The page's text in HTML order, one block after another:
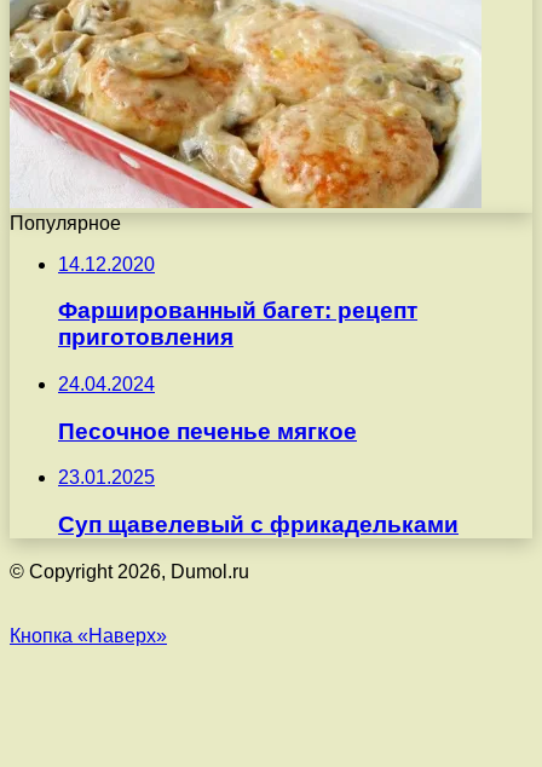
Популярное
14.12.2020
Фаршированный багет: рецепт
приготовления
24.04.2024
Песочное печенье мягкое
23.01.2025
Суп щавелевый с фрикадельками
© Copyright 2026, Dumol.ru
Кнопка «Наверх»